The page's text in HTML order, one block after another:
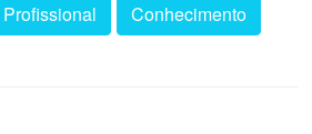
Profissional Conhecimento